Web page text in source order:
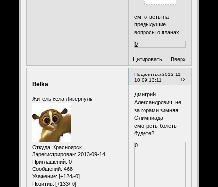
см. ответы на
предыдущие
вопросы о планах.
0
Цитировать Вверх
Поделиться
12
2013-11-
10 09:13:11
Belka
Житель села Ливерпуль
Откуда: Красноярск
Зарегистрирован: 2013-09-14
Приглашений: 0
Сообщений: 468
Уважение: [+124/-0]
Позитив: [+133/-0]
Дмитрий
Александрович, не
за горами зимняя
Олимпиада -
смотреть-болеть
будете?
0